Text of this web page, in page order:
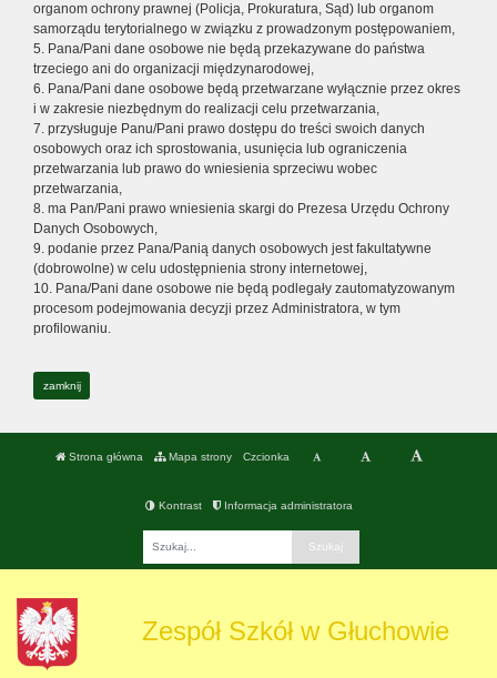
organom ochrony prawnej (Policja, Prokuratura, Sąd) lub organom
samorządu terytorialnego w związku z prowadzonym postępowaniem,
5. Pana/Pani dane osobowe nie będą przekazywane do państwa
trzeciego ani do organizacji międzynarodowej,
6. Pana/Pani dane osobowe będą przetwarzane wyłącznie przez okres
i w zakresie niezbędnym do realizacji celu przetwarzania,
7. przysługuje Panu/Pani prawo dostępu do treści swoich danych
osobowych oraz ich sprostowania, usunięcia lub ograniczenia
przetwarzania lub prawo do wniesienia sprzeciwu wobec
przetwarzania,
8. ma Pan/Pani prawo wniesienia skargi do Prezesa Urzędu Ochrony
Danych Osobowych,
9. podanie przez Pana/Panią danych osobowych jest fakultatywne
(dobrowolne) w celu udostępnienia strony internetowej,
10. Pana/Pani dane osobowe nie będą podlegały zautomatyzowanym
procesom podejmowania decyzji przez Administratora, w tym
profilowaniu.
zamknij
Strona główna Mapa strony Czcionka
Kontrast Informacja administratora
Zespół Szkół w Głuchowie